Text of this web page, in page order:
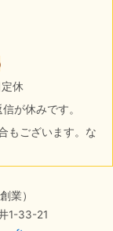
休
が休みです。
もございます。な
業）
1-33-21